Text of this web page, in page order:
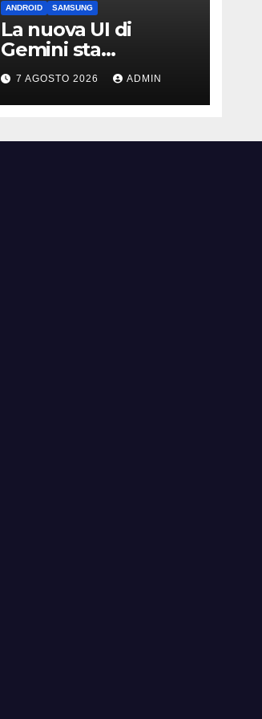
ANDROID SAMSUNG
La nuova UI di
Gemini sta
arrivando sui Galaxy
Watch: primi
avvistamenti
7 AGOSTO 2026 ADMIN